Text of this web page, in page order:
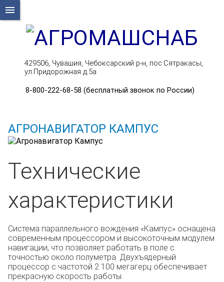
menu
429506, Чувашия, Чебоксарский р-н, пос.Сятракасы,
ул.Придорожная д.5а
8-800-222-68-58 (бесплатный звонок по России)
АГРОНАВИГАТОР КАМПУС
Технические
характеристики
Система параллельного вождения «Кампус» оснащена
современным процессором и высокоточным модулем
навигации, что позволяет работать в поле с
точностью около полуметра. Двухъядерный
процессор с частотой 2 100 мегагерц обеспечивает
прекрасную скорость работы.